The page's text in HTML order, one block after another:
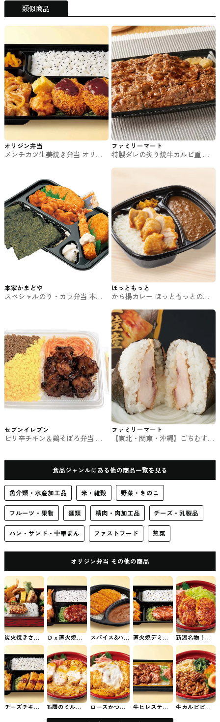
類似商品
オリジン弁当
メンチカツ生姜焼き弁当 オリジ
ファミリーマート
特製ダレの炙り焼牛カルビ重 フ
本家かまどや
スペシャルのり・カラ弁当 本家
ほっともっと
から揚カレー ほっともっとのお
セブンイレブン
ピリ辛チキン＆鶏そぼろ弁当 セ
ファミリーマート
【東北・関東・沖縄】ごちむすび
食品ジャンルにある他の商品一覧を見る
魚介類・水産加工品 米・雑穀 野菜・きのこ
フルーツ・果物 麺類 精肉・肉加工品 チーズ・乳製品
パン・サンド・中華まん ファストフード 惣菜
オリジン弁当 その他の商品
炭火焼きさば
の彩り幕の内
弁当 オリジン
弁当のお弁当
Ｄｘ直火焼デ
ミハンバーグ
弁当 オリジン
弁当のお弁当
スパイス&ハー
ブ25種類使用
スパイスカレ
ーとんかつの
せ オリジン弁
当のお弁当
直火焼デミハ
ンバーグカキ
フライ弁当 オ
お弁当
新潟名物！甘
辛タレかつ丼
オリジン弁当
のお弁当
チーズチキン
カツ生姜焼き
15層のミルカ
ツ丼 オリジン
弁当のお弁当
ロースかつ丼
～焼津産かつ
お節・北海道
牛ヒレステー
キ重 オリジン
弁当のお弁当
牛カルビビビ
ンバ オリジン